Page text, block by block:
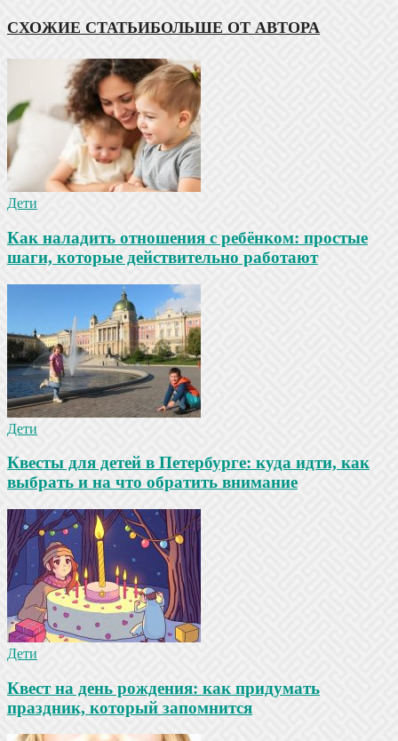
СХОЖИЕ СТАТЬИБОЛЬШЕ ОТ АВТОРА
Дети
Как наладить отношения с ребёнком: простые
шаги, которые действительно работают
Дети
Квесты для детей в Петербурге: куда идти, как
выбрать и на что обратить внимание
Дети
Квест на день рождения: как придумать
праздник, который запомнится